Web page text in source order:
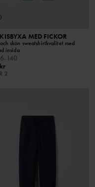
MED FICKOR
skön sweatshirtkvalitet med
insida
140
2